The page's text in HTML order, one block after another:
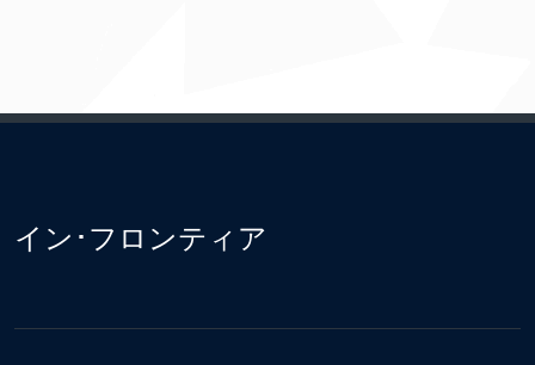
イン･フロンティア